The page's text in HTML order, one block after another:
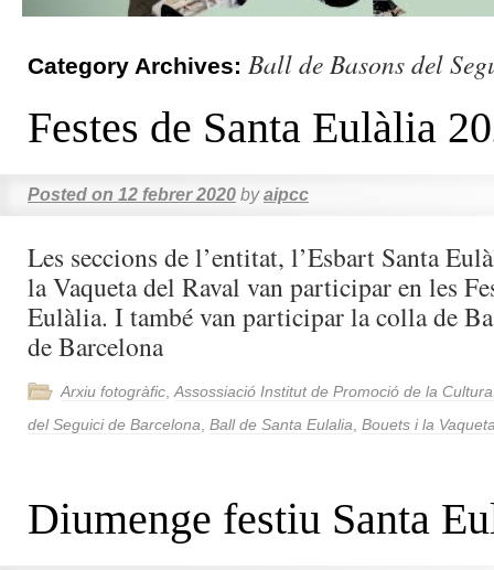
Category Archives: Ball de Basons del
Festes de Santa Eulàlia
Posted on 12 febrer 2020 by aipcc
Les seccions de l’entitat, l’Esbart Santa
la Vaqueta del Raval van participar en les
Eulàlia. I també van participar la colla de
de Barcelona
Arxiu fotogràfic Assossiació Institut de Promoció de la
del Seguici de Barcelona Ball de Santa Eulalia Bouets i la
Diumenge festiu Santa